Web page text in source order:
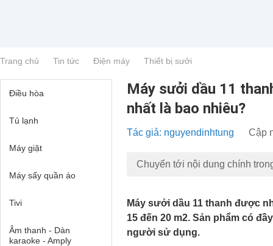
Trang chủ Tin tức Điện máy Thiết bị sưởi
Điều hòa
Tủ lạnh
Máy giặt
Máy sấy quần áo
Tivi
Âm thanh - Dàn
karaoke - Amply
Máy sưởi dầu 11
nhất là bao nhiêu?
Tác giả: nguyendinhtung Cập
Chuyển tới nội dung chính
Máy sưởi dầu 11 thanh được
15 đến 20 m2. Sản phẩm có
người sử dụng.